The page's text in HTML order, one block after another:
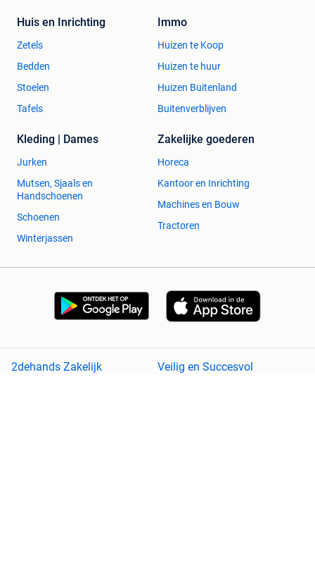
Huis en Inrichting
Zetels
Bedden
Stoelen
Tafels
Immo
Huizen te Koop
Huizen te huur
Huizen Buitenland
Buitenverblijven
Kleding | Dames
Jurken
Mutsen, Sjaals en
Handschoenen
Schoenen
Winterjassen
Zakelijke goederen
Horeca
Kantoor en Inrichting
Machines en Bouw
Tractoren
2dehands Zakelijk
Veilig en Succesvol